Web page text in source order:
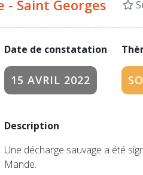
Saint Georges
Date de constatation
15 AVRIL 2022
Description
Une décharge sauvage a été
Mande.